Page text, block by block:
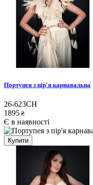
Портупея з пір'я карнавальна
26-623CH
1895 ₴
Є в наявності
Купити